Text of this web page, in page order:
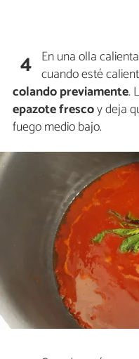
4 En una olla
cuando esté
colando previamente.
epazote frescoy deja
fuego medio bajo.